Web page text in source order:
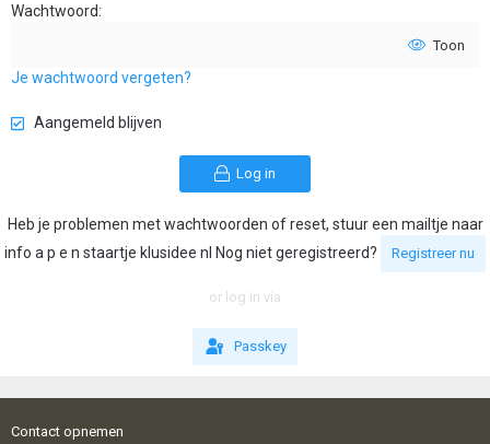
Wachtwoord
Toon
Je wachtwoord vergeten?
Aangemeld blijven
Log in
Heb je problemen met wachtwoorden of reset, stuur een mailtje naar
info a p e n staartje klusidee nl Nog niet geregistreerd?
Registreer nu
or log in via
Passkey
Contact opnemen